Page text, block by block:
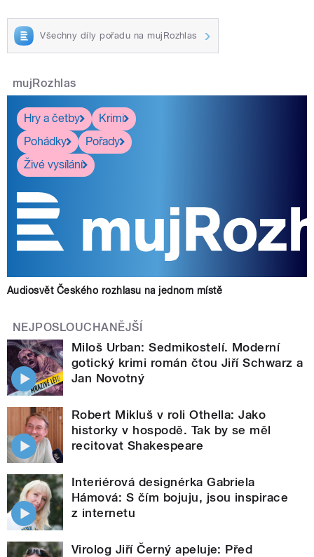
Všechny díly pořadu na mujRozhlas
mujRozhlas
Hry a četby
Krimi
Pohádky
Pořady
Živé vysílání
Audiosvět Českého rozhlasu na jednom místě
NEJPOSLOUCHANĚJŠÍ
Miloš Urban: Sedmikostelí. Moderní
gotický krimi román čtou Jiří Schwarz a
Jan Novotný
Robert Mikluš v roli Othella: Jako
historky v hospodě. Tak by se měl
recitovat Shakespeare
Interiérová designérka Gabriela
Hámová: S čím bojuju, jsou inspirace
z internetu
Virolog Jiří Černý apeluje: Před